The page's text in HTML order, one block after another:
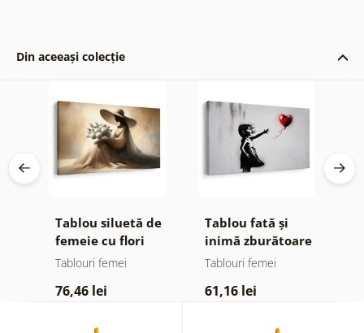
Din aceeași colecție
Tablou siluetă de
femeie cu flori
Tablouri femei
76,46 lei
Tablou fată și
inimă zburătoare
Tablouri femei
61,16 lei